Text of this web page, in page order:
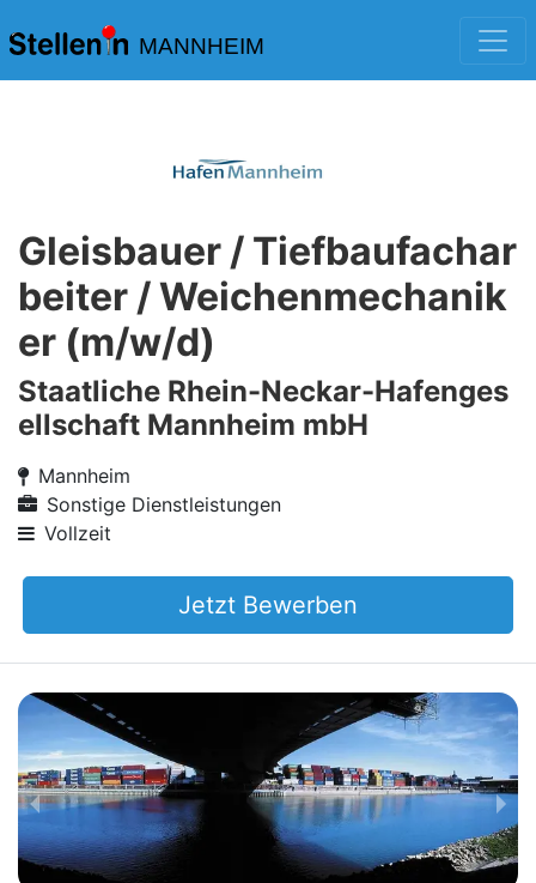
MANNHEIM
Gleisbauer / Tiefbaufachar
beiter / Weichenmechanik
er (m/w/d)
Staatliche Rhein-Neckar-Hafenges
ellschaft Mannheim mbH
Mannheim
Sonstige Dienstleistungen
Vollzeit
Jetzt Bewerben